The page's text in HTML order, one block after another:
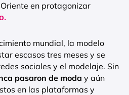
en protagonizar
mundial, la modelo
escasos tres meses y se
sociales y el modelaje. Sin
pasaron de moda y aún
en las plataformas y